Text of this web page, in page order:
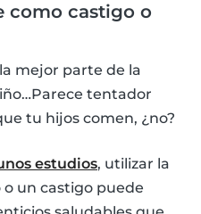
como castigo o
mejor parte de la
tentador
tu hijos comen, ¿no?
estudios, utilizar la
un castigo puede